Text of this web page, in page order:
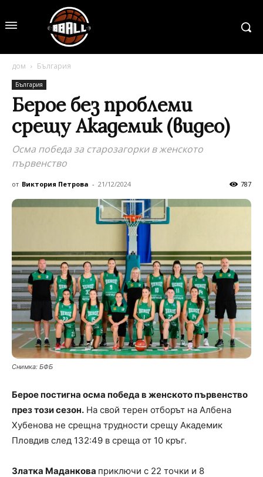
дом България
България
Берое без проблеми
срещу Академик (видео)
Осма победа за старозагорки в женското
първенство
от Виктория Петрова - 21/12/2024 787
Снимка: БФБ
Берое постигна осма победа в женското първенство
през този сезон. На свой терен отборът на Албена
Хубенова не срещна трудности срещу Академик
Пловдив след 132:49 в среща от 10 кръг.
Златка Маданкова приключи с 22 точки и 8